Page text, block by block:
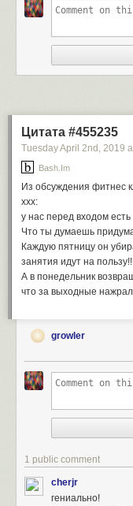
Цитата #455235
Tuesday April 2nd , 2019
Bash.im
Из обсуждения фитнес
xxx:
у нас перед входом
Что ты думаешь
Каждую пятницу он
занятия идут на
А в понедельник
что за выходные
growler
1 public comment
cherjr
гениально!